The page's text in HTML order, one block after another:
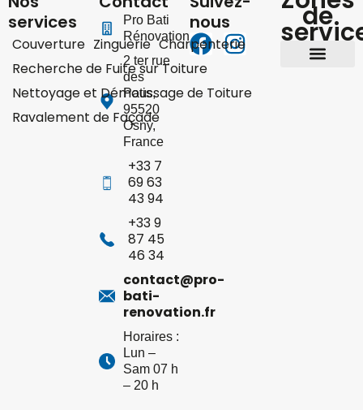
services
Couverture Zinguerie Charpenterie
Recherche de Fuite sur Toiture
Nettoyage et Démoussage de Toiture
Ravalement de Façade
Pro Bati
Rénovation
2 ter rue
des
Patis,
95520
Osny,
France
+33 7
69 63
43 94
+33 9
87 45
46 34
contact@pro-
bati-
renovation.fr
Horaires :
Lun –
Sam 07 h
– 20 h
nous
de